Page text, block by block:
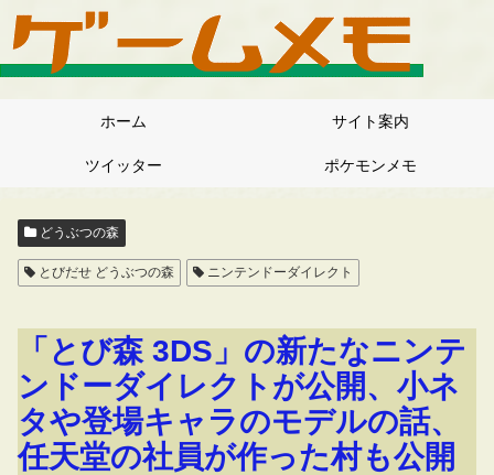
ホーム サイト案内
ツイッター ポケモンメモ
どうぶつの森
とびだせ どうぶつの森 ニンテンドーダイレクト
「とび森 3DS」の新たなニンテ
ンドーダイレクトが公開、小ネ
タや登場キャラのモデルの話、
任天堂の社員が作った村も公開